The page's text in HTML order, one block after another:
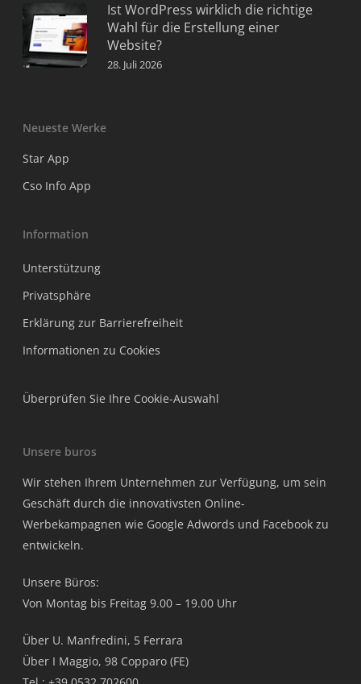
Ist WordPress wirklich die richtige
Wahl für die Erstellung einer
Website?
28. Juli 2026
Neueste Werke
Star App
Cso Info App
Information
Unterstützung
Privatsphäre
Erklärung zur Barrierefreiheit
Informationen zu Cookies
Überprüfen Sie Ihre Cookie-Auswahl
Unsere buros
Wir stehen Ihrem Unternehmen zur Verfügung, um sein
Geschäft durch die innovativsten Online-
Werbekampagnen wie Google Adwords und Facebook zu
entwickeln.
Unsere Büros:
Von Montag bis Freitag 9.00 – 19.00 Uhr
Über U. Manfredini, 5 Ferrara
Über I Maggio, 98 Copparo (FE)